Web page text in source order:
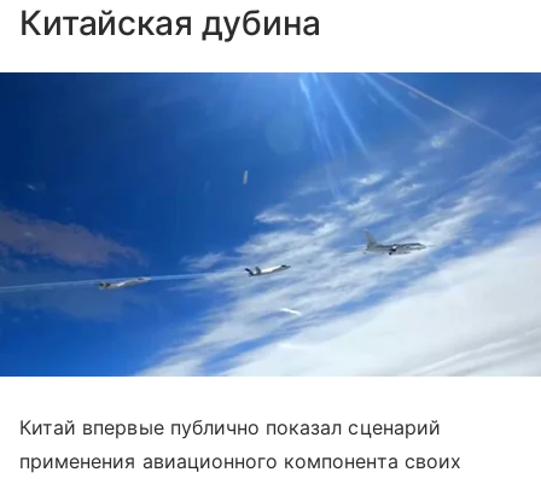
Китайская дубина
Китай впервые публично показал сценарий
применения авиационного компонента своих